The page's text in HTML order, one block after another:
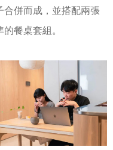
合併而成，並搭配兩張
餐桌套組。